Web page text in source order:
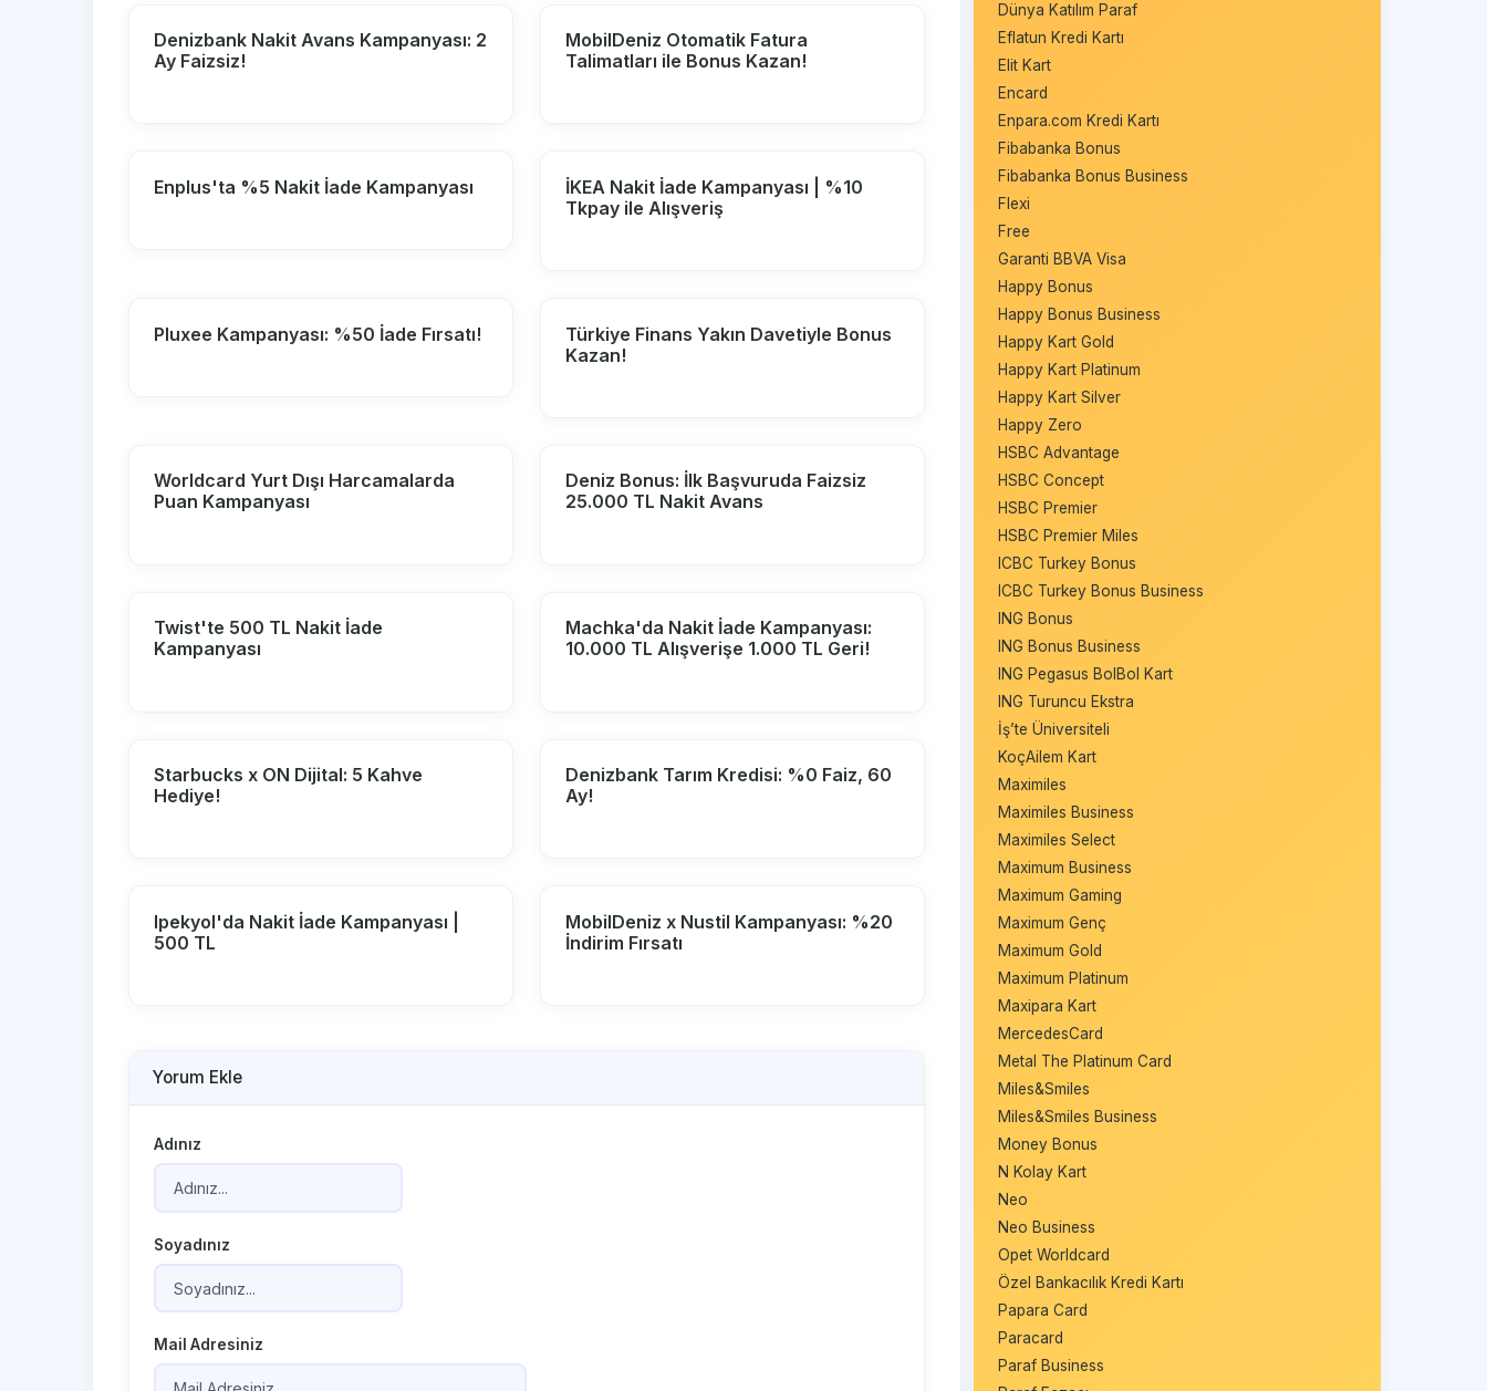
Denizbank Nakit Avans Kampanyası: 2
Ay Faizsiz!
MobilDeniz Otomatik Fatura
Talimatları ile Bonus Kazan!
Enplus'ta %5 Nakit İade Kampanyası
İKEA Nakit İade Kampanyası | %10
Tkpay ile Alışveriş
Pluxee Kampanyası: %50 İade Fırsatı!
Türkiye Finans Yakın Davetiyle Bonus
Kazan!
Worldcard Yurt Dışı Harcamalarda
Puan Kampanyası
Deniz Bonus: İlk Başvuruda Faizsiz
25.000 TL Nakit Avans
Twist'te 500 TL Nakit İade
Kampanyası
Machka'da Nakit İade Kampanyası:
10.000 TL Alışverişe 1.000 TL Geri!
Starbucks x ON Dijital: 5 Kahve
Hediye!
Denizbank Tarım Kredisi: %0 Faiz, 60
Ay!
Ipekyol'da Nakit İade Kampanyası |
500 TL
MobilDeniz x Nustil Kampanyası: %20
İndirim Fırsatı
Yorum Ekle
Adınız
Soyadınız
Mail Adresiniz
Dünya Katılım Paraf
Eflatun Kredi Kartı
Elit Kart
Encard
Enpara.com Kredi Kartı
Fibabanka Bonus
Fibabanka Bonus Business
Flexi
Free
Garanti BBVA Visa
Happy Bonus
Happy Bonus Business
Happy Kart Gold
Happy Kart Platinum
Happy Kart Silver
Happy Zero
HSBC Advantage
HSBC Concept
HSBC Premier
HSBC Premier Miles
ICBC Turkey Bonus
ICBC Turkey Bonus Business
ING Bonus
ING Bonus Business
ING Pegasus BolBol Kart
ING Turuncu Ekstra
İş’te Üniversiteli
KoçAilem Kart
Maximiles
Maximiles Business
Maximiles Select
Maximum Business
Maximum Gaming
Maximum Genç
Maximum Gold
Maximum Platinum
Maxipara Kart
MercedesCard
Metal The Platinum Card
Miles&Smiles
Miles&Smiles Business
Money Bonus
N Kolay Kart
Neo
Neo Business
Opet Worldcard
Özel Bankacılık Kredi Kartı
Papara Card
Paracard
Paraf Business